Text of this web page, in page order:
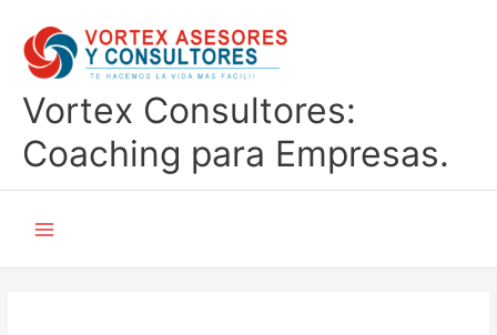
contenido
Vortex Consultores:
Coaching para Empresas.